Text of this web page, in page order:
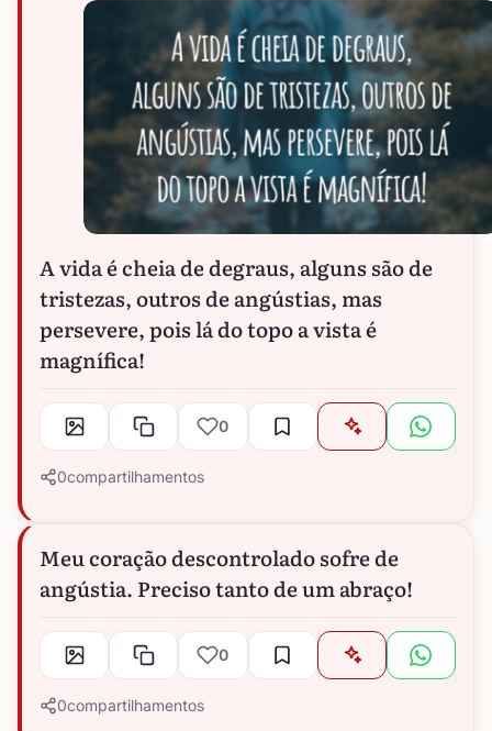
A vida é cheia de degraus, alguns são de
tristezas, outros de angústias, mas
persevere, pois lá do topo a vista é
magnífica!
0
0compartilhamentos
Meu coração descontrolado sofre de
angústia. Preciso tanto de um abraço!
0
0compartilhamentos